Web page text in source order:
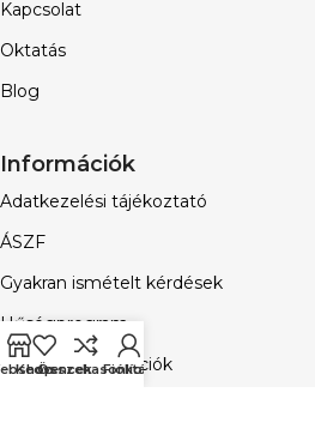
Kapcsolat
Oktatás
Blog
Információk
Adatkezelési tájékoztató
ÁSZF
Gyakran ismételt kérdések
Hűségprogram
Vásárlási információk
Kedvencek
Összehasonlítás
Fiókom